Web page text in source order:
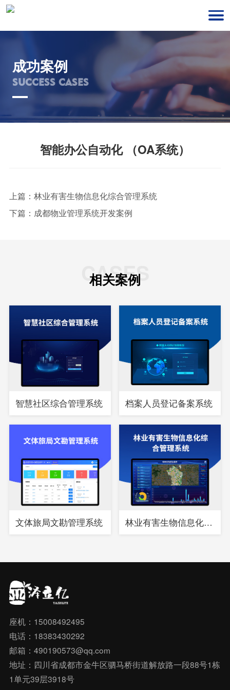
成功案例
SUCCESS CASES
智能办公自动化 （OA系统）
上篇： 林业有害生物信息化综合管理系统
下篇： 成都物业管理系统开发案例
CASES
相关案例
智慧社区综合管理系统 档案人员登记备案系统
文体旅局文勘管理系统 林业有害生物信息化综合管理系统
座机：15008492495
电话：18383430292
邮箱：490190573@qq.com
地址：四川省成都市金牛区驷马桥街道解放路一段88号1栋
1单元39层3918号